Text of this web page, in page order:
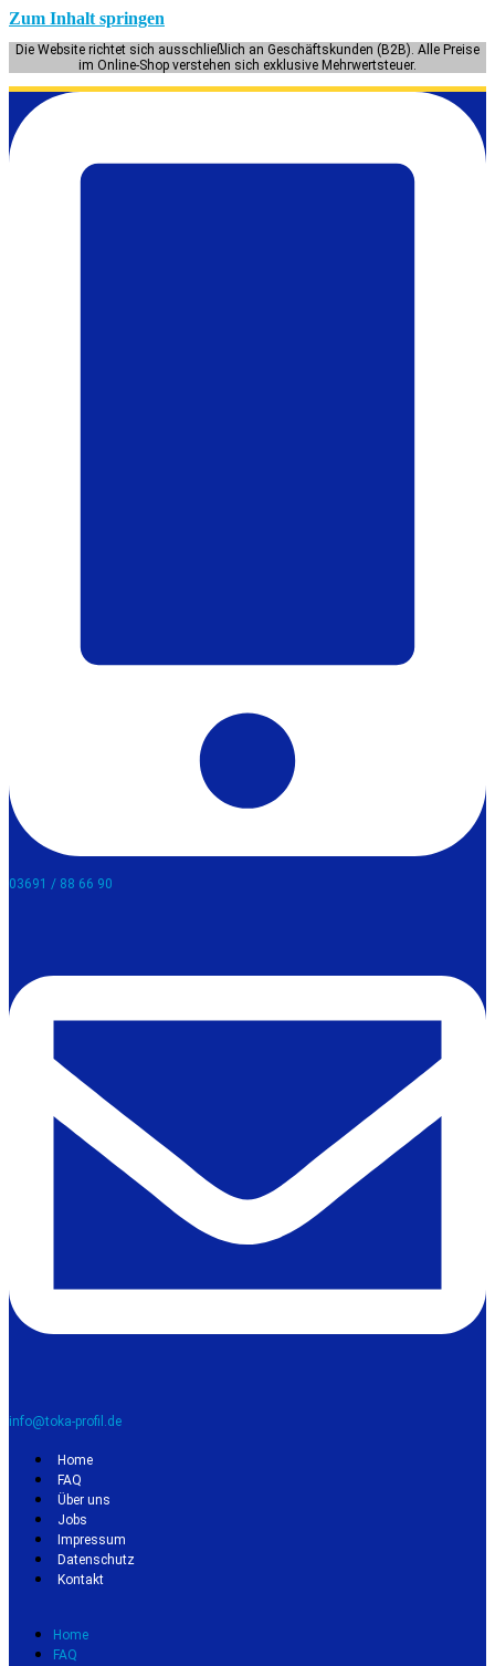
Zum Inhalt springen
Die Website richtet sich ausschließlich an Geschäftskunden (B2B). Alle Preise
im Online-Shop verstehen sich exklusive Mehrwertsteuer.
03691 / 88 66 90​
info@toka-profil.de
Home
FAQ
Über uns
Jobs
Impressum
Datenschutz
Kontakt
Home
FAQ